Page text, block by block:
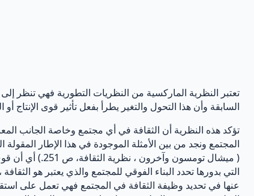
تعتبر النظرية الماركسية من النظريات التطورية فهي تنظر
السابقة وأن هذا التحول والتغير يطرأ بفعل تأثير قوى الإنتاج
تؤكد هذه النظرية أن الثقافة في أي مجتمع وخاصة الجانب
المجتمع ونجد من بين الأمثلة الموجودة في هذا الإطار
( ميشال
التي بدورها تحدد البناء الفوقي للمجتمع والذي يعتبر هو
عنها في تحديد وظيفة الثقافة في المجتمع فهي تعمل على